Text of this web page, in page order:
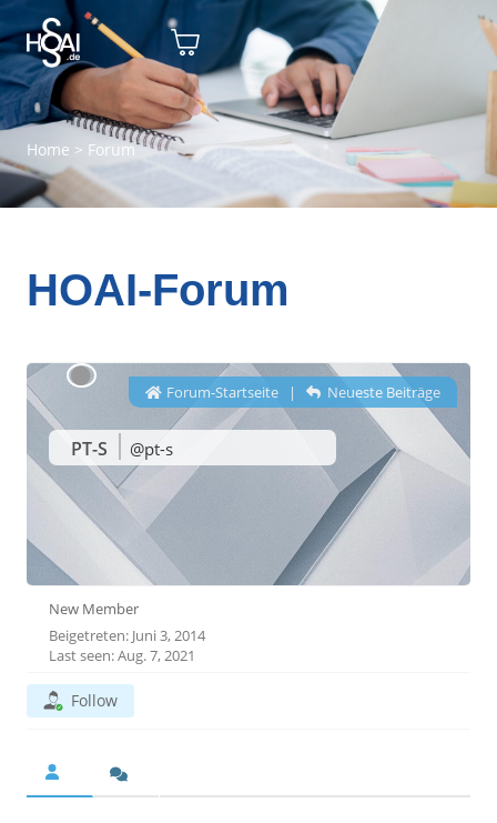
Home > Forum
HOAI-Forum
PT-S @pt-s
Forum-Startseite| Neueste Beiträge
New Member
Beigetreten: Juni 3, 2014
Last seen: Aug. 7, 2021
Follow